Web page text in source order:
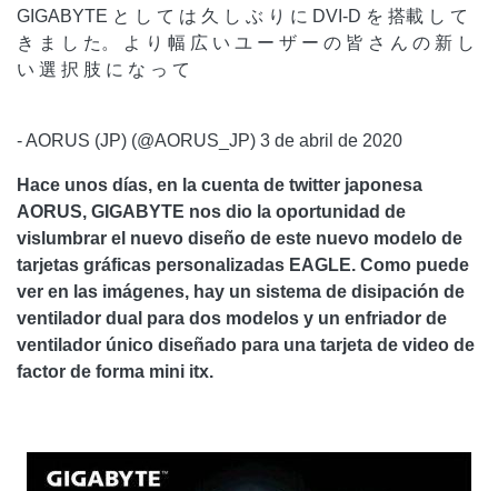
GIGABYTE と し て は 久 し ぶ り に DVI-D を 搭載 し て
き ま し た。 よ り 幅 広 い ユ ー ザ ー の 皆 さ ん の 新 し
い 選 択 肢 に な っ て
- AORUS (JP) (@AORUS_JP) 3 de abril de 2020
Hace unos días, en la cuenta de twitter japonesa
AORUS, GIGABYTE nos dio la oportunidad de
vislumbrar el nuevo diseño de este nuevo modelo de
tarjetas gráficas personalizadas EAGLE. Como puede
ver en las imágenes, hay un sistema de disipación de
ventilador dual para dos modelos y un enfriador de
ventilador único diseñado para una tarjeta de video de
factor de forma mini itx.